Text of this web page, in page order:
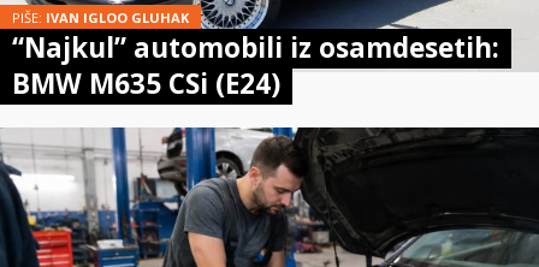
PIŠE: IVAN IGLOO GLUHAK
“Najkul” automobili iz osamdesetih:
BMW M635 CSi (E24)